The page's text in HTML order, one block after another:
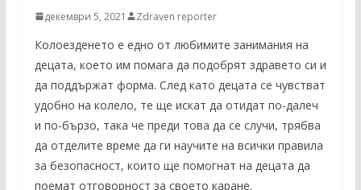
декември 5, 2021 Zdraven reporter
Колоезденето е едно от любимите занимания на
децата, което им помага да подобрят здравето си и
да поддържат форма. След като децата се чувстват
удобно на колело, те ще искат да отидат по-далеч
и по-бързо, така че преди това да се случи, трябва
да отделите време да ги научите на всички правила
за безопасност, които ще помогнат на децата да
поемат отговорност за своето каране.